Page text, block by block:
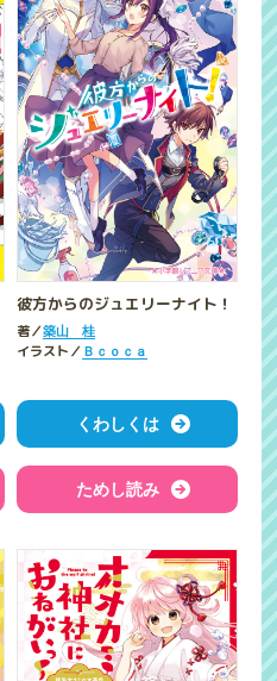
彼方からのジュエリーナイト！
著／築山 桂
イラスト／ Ｂｃｏｃａ
くわしくは
ためし読み